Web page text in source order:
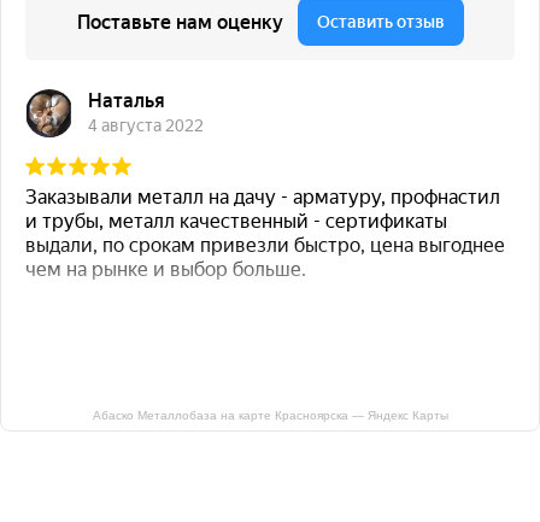
Абаско Металлобаза на карте Красноярска — Яндекс Карты